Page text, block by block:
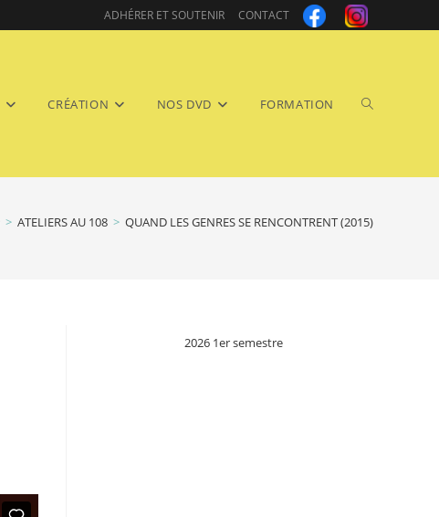
ADHÉRER ET SOUTENIR CONTACT
CRÉATION NOS DVD FORMATION Toggle
> ATELIERS AU 108 > QUAND LES GENRES SE RENCONTRENT (2015)
2026 1er semestre